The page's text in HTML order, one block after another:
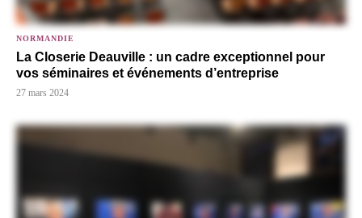
NORMANDIE
La Closerie Deauville : un cadre exceptionnel pour
vos séminaires et événements d’entreprise
27 mars 2024